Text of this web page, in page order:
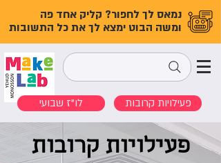
נמאס לך לחפור? קליק אחד פה
ומשה הבוט ימצא לך את כל התשובות
לו"ז שבועי פעילויות קרובות
פעילויות קרובות